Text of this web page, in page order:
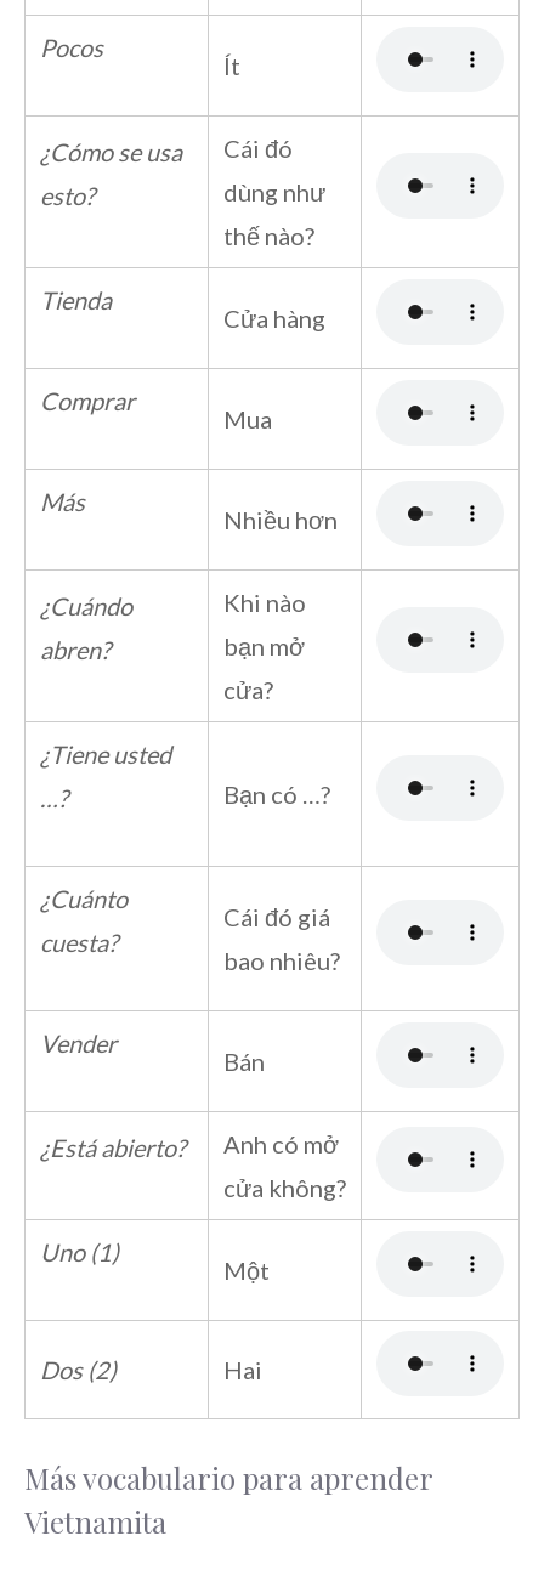
Pocos
Ít
¿Cómo se usa
esto?
Cái đó
dùng như
thế nào?
Tienda
Cửa hàng
Comprar
Mua
Más
Nhiều hơn
¿Cuándo
abren?
Khi nào
bạn mở
cửa?
¿Tiene usted
…?
Bạn có …?
¿Cuánto
cuesta?
Cái đó giá
bao nhiêu?
Vender
Bán
¿Está abierto?
Anh có mở
cửa không?
Uno (1)
Một
Dos (2) Hai
Más vocabulario para aprender
Vietnamita